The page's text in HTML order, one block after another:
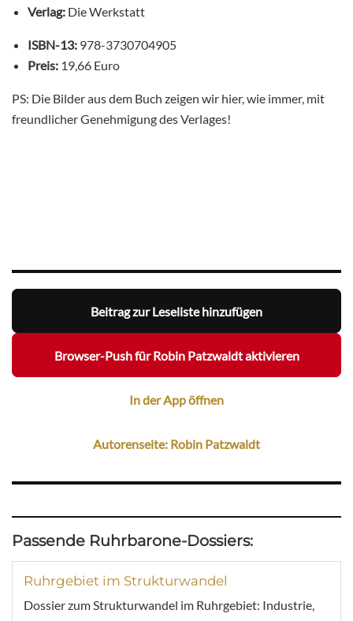
Verlag: Die Werkstatt
ISBN-13: 978-3730704905
Preis: 19,66 Euro
PS: Die Bilder aus dem Buch zeigen wir hier, wie immer, mit
freundlicher Genehmigung des Verlages!
Beitrag zur Leseliste hinzufügen
Browser-Push für Robin Patzwaldt aktivieren
In der App öffnen
Autorenseite: Robin Patzwaldt
Passende Ruhrbarone-Dossiers:
Ruhrgebiet im Strukturwandel
Dossier zum Strukturwandel im Ruhrgebiet: Industrie,